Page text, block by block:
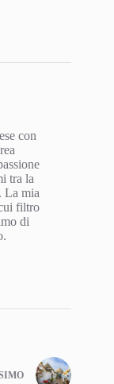
con
tra la
La mia
filtro
di